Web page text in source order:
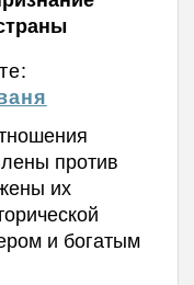
против
их
и богатым